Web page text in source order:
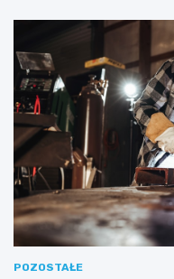
POZOSTAŁE